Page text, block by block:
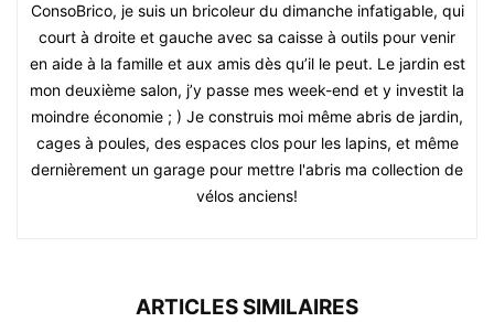
ConsoBrico, je suis un bricoleur du dimanche infatigable, qui
court à droite et gauche avec sa caisse à outils pour venir
en aide à la famille et aux amis dès qu’il le peut. Le jardin est
mon deuxième salon, j’y passe mes week-end et y investit la
moindre économie ; ) Je construis moi même abris de jardin,
cages à poules, des espaces clos pour les lapins, et même
dernièrement un garage pour mettre l'abris ma collection de
vélos anciens!
ARTICLES SIMILAIRES